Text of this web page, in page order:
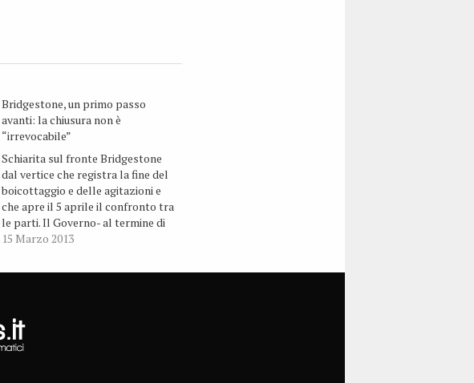
Bridgestone, un primo passo
avanti: la chiusura non è
“irrevocabile”
Schiarita sul fronte Bridgestone
dal vertice che registra la fine del
boicottaggio e delle agitazioni e
che apre il 5 aprile il confronto tra
le parti. Il Governo- al termine di
due riunioni che si sono svolte ieri
Economico- giudica di grande
15 Marzo 2013